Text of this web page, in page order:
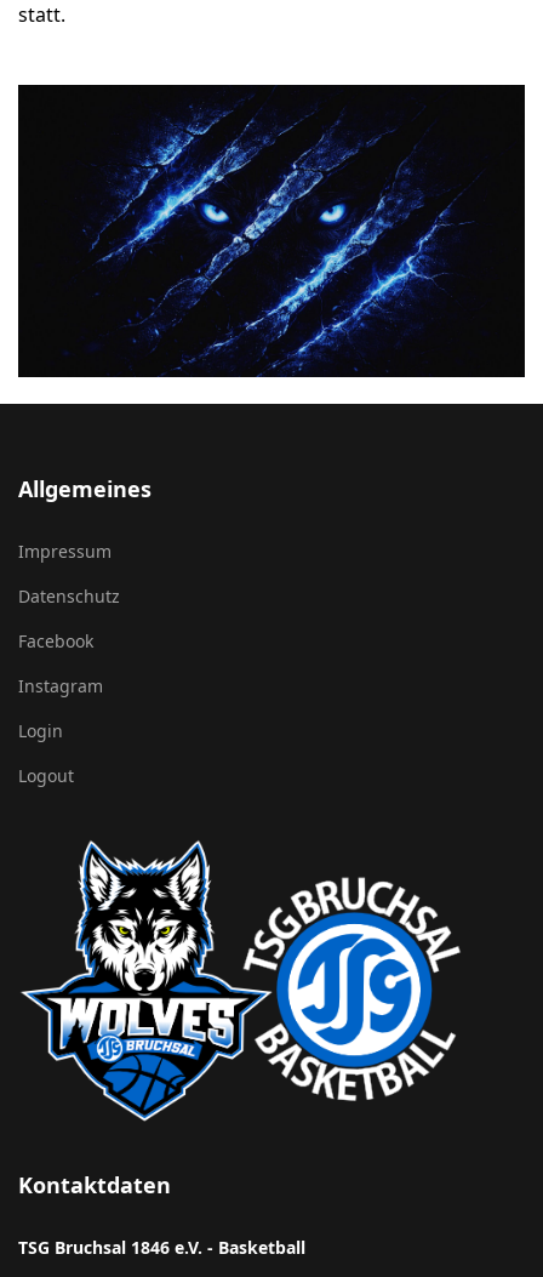
statt.
Allgemeines
Impressum
Datenschutz
Facebook
Instagram
Login
Logout
Kontaktdaten
TSG Bruchsal 1846 e.V. - Basketball